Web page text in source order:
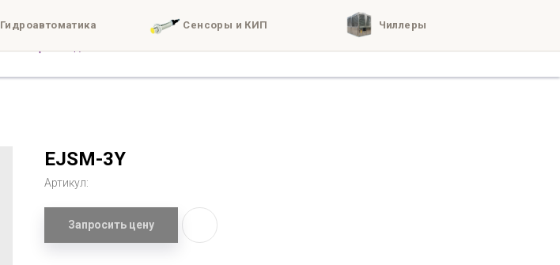
Доставка
Гидроавтоматика Сенсоры и КИП Чиллеры
EJSM-3Y
Артикул:
Запросить цену